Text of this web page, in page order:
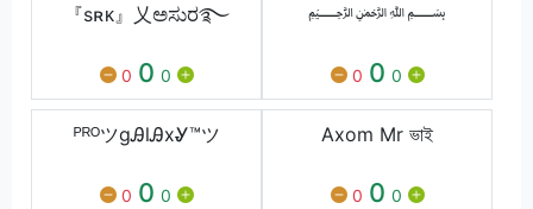
『sʀᴋ』乂ಅಸುರ࿐
0 0 0
﷽
0 0 0
ᴾᴿᴼツgᎯlᎯxᎽ™ツ
0 0 0
Axom Mr ভাই
0 0 0